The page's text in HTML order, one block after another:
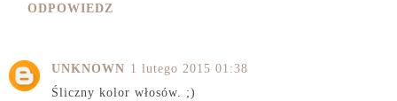
ODPOWIEDZ
UNKNOWN 1 lutego 2015 01:38
Śliczny kolor włosów. ;)